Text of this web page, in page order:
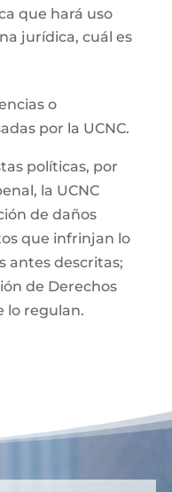
que hará uso
jurídica, cuál es
o
por la UCNC.
políticas, por
la UCNC
de daños
que infrinjan lo
antes descritas;
de Derechos
lo regulan.